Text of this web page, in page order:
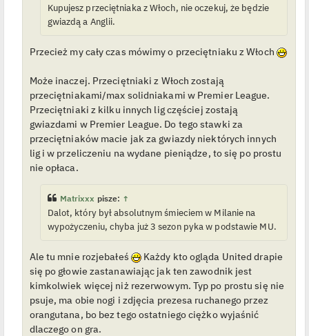
c
z
p
o
s
t
Kupujesz przeciętniaka z Włoch, nie oczekuj, że będzie
gwiazdą a Anglii.
Przecież my cały czas mówimy o przeciętniaku z Włoch
Może inaczej. Przeciętniaki z Włoch zostają
przeciętniakami/max solidniakami w Premier League.
Przeciętniaki z kilku innych lig częściej zostają
gwiazdami w Premier League. Do tego stawki za
przeciętniaków macie jak za gwiazdy niektórych innych
lig i w przeliczeniu na wydane pieniądze, to się po prostu
nie opłaca.
Matrixxx pisze: ↑
Dalot, który był absolutnym śmieciem w Milanie na
wypożyczeniu, chyba już 3 sezon pyka w podstawie MU.
Ale tu mnie rozjebałeś
Każdy kto ogląda United drapie
się po głowie zastanawiając jak ten zawodnik jest
kimkolwiek więcej niż rezerwowym. Typ po prostu się nie
psuje, ma obie nogi i zdjęcia prezesa ruchanego przez
orangutana, bo bez tego ostatniego ciężko wyjaśnić
dlaczego on gra.